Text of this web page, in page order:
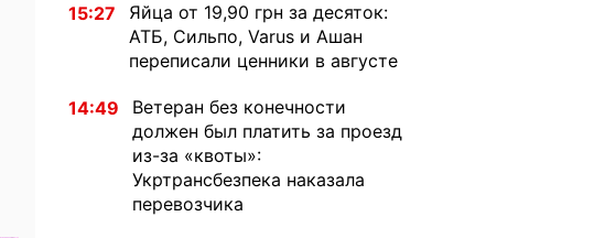
15:27
Яйца от 19,90 грн за десяток:
АТБ, Сильпо, Varus и Ашан
переписали ценники в августе
14:49
Ветеран без конечности
должен был платить за проезд
из-за «квоты»:
Укртрансбезпека наказала
перевозчика